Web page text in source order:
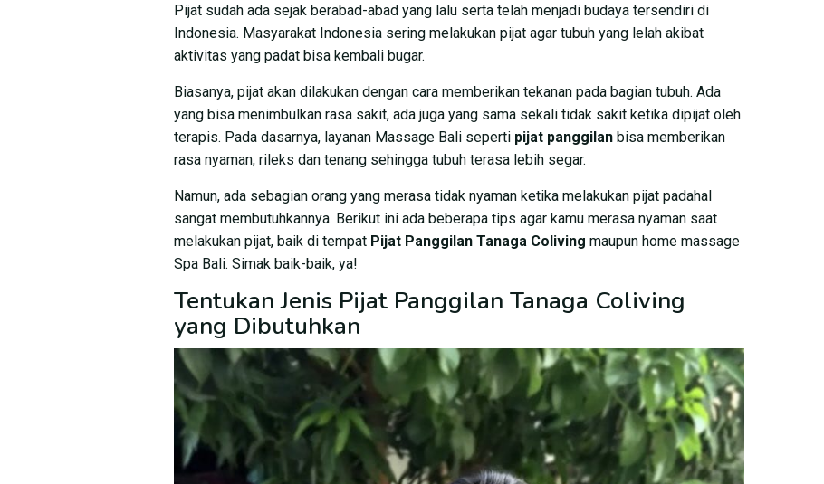
Pijat sudah ada sejak berabad-abad yang lalu serta telah menjadi budaya tersendiri di
Indonesia. Masyarakat Indonesia sering melakukan pijat agar tubuh yang lelah akibat
aktivitas yang padat bisa kembali bugar.
Biasanya, pijat akan dilakukan dengan cara memberikan tekanan pada bagian tubuh. Ada
yang bisa menimbulkan rasa sakit, ada juga yang sama sekali tidak sakit ketika dipijat oleh
terapis. Pada dasarnya, layanan Massage Bali seperti pijat panggilan bisa memberikan
rasa nyaman, rileks dan tenang sehingga tubuh terasa lebih segar.
Namun, ada sebagian orang yang merasa tidak nyaman ketika melakukan pijat padahal
sangat membutuhkannya. Berikut ini ada beberapa tips agar kamu merasa nyaman saat
melakukan pijat, baik di tempat Pijat Panggilan Tanaga Coliving maupun home massage
Spa Bali. Simak baik-baik, ya!
Tentukan Jenis Pijat Panggilan Tanaga Coliving
yang Dibutuhkan